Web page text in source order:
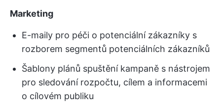
Marketing
E-maily pro péči o potenciální zákazníky s
rozborem segmentů potenciálních zákazníků
Šablony plánů spuštění kampaně s nástrojem
pro sledování rozpočtu, cílem a informacemi
o cílovém publiku